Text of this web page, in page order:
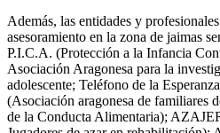
Además, las entidades y
asesoramiento en la zona de jaimas
P.I.C.A. (Protección a la Infancia
Asociación Aragonesa para la
adolescente; Teléfono de la
(Asociación aragonesa de familiares
de la Conducta Alimentaria);